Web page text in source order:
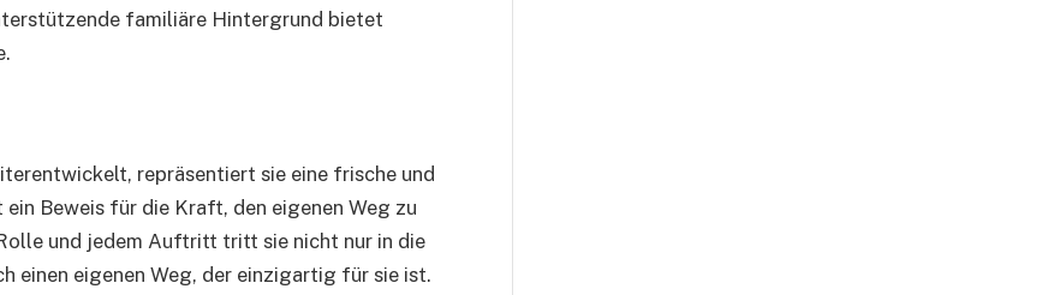
familiäre Hintergrund bietet
repräsentiert sie eine frische und
Beweis für die Kraft, den eigenen Weg zu
und jedem Auftritt tritt sie nicht nur in die
einen eigenen Weg, der einzigartig für sie ist.